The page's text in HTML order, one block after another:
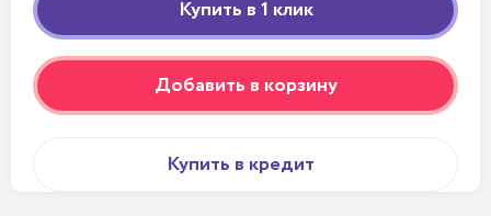
Добавить в корзину
Купить в кредит